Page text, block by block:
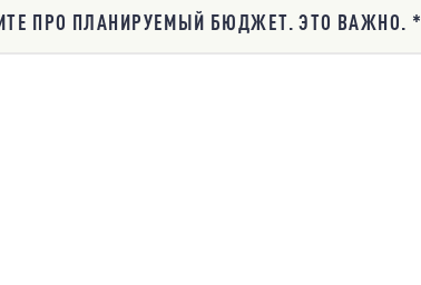
ПРО ПЛАНИРУЕМЫЙ БЮДЖЕТ. ЭТО ВАЖНО. *